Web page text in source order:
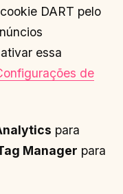
DART pelo
essa
de
para
Manager para